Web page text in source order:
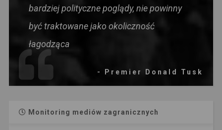
bardziej polityczne poglądy, nie powinny
być traktowane jako okoliczność
łagodząca
- Premier Donald Tusk
Monitoring mediów zagranicznych